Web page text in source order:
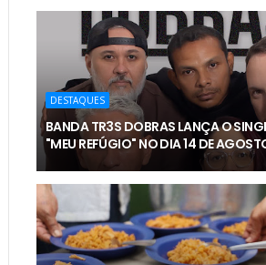
DESTAQUES
BANDA TR3S DOBRAS LANÇA O
"MEU REFÚGIO" NO DIA 14 DE